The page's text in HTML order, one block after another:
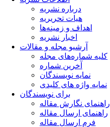
درباره نشریه
هیات تحریریه
اهداف و زمینه‌ها
اخبار نشریه
آرشیو مجله و مقالات
کلیه شماره‌های مجله
آخرین شماره
نمایه نویسندگان
نمایه واژه های کلیدی
برای نویسندگان
راهنمای نگارش مقاله
راهنمای ارسال مقاله
فرم ارسال مقاله